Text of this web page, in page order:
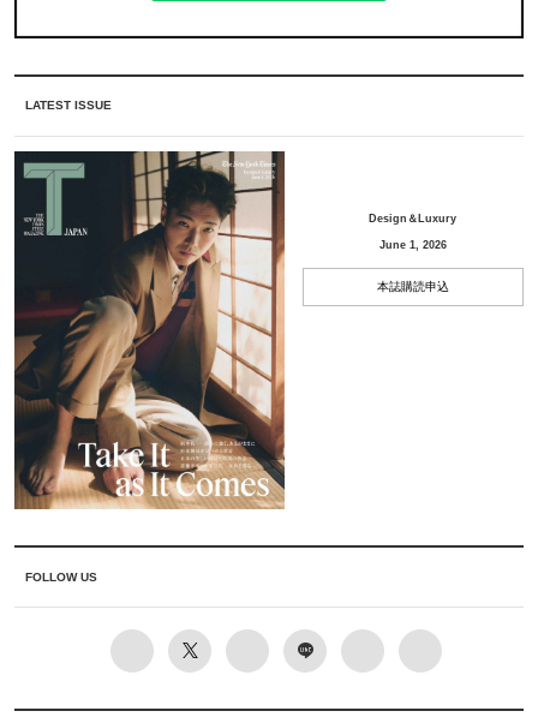
LATEST ISSUE
Design＆Luxury
June 1, 2026
本誌購読申込
FOLLOW US